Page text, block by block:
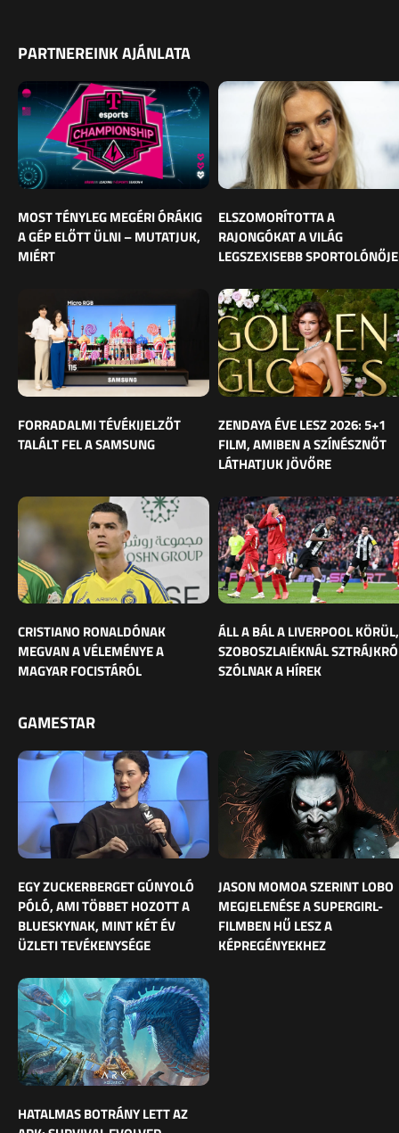
PARTNEREINK AJÁNLATA
MOST TÉNYLEG MEGÉRI ÓRÁKIG
A GÉP ELŐTT ÜLNI – MUTATJUK,
MIÉRT
ELSZOMORÍTOTTA A
RAJONGÓKAT A VILÁG
LEGSZEXISEBB SPORTOLÓNŐJE
FORRADALMI TÉVÉKIJELZŐT
TALÁLT FEL A SAMSUNG
ZENDAYA ÉVE LESZ 2026: 5+1
FILM, AMIBEN A SZÍNÉSZNŐT
LÁTHATJUK JÖVŐRE
CRISTIANO RONALDÓNAK
MEGVAN A VÉLEMÉNYE A
MAGYAR FOCISTÁRÓL
ÁLL A BÁL A LIVERPOOL KÖRÜL,
SZOBOSZLAIÉKNÁL
SZÓLNAK A HÍREK
GAMESTAR
EGY ZUCKERBERGET GÚNYOLÓ
PÓLÓ, AMI TÖBBET HOZOTT A
BLUESKYNAK, MINT KÉT ÉV
ÜZLETI TEVÉKENYSÉGE
JASON MOMOA SZERINT LOBO
MEGJELENÉSE A SUPERGIRL-
FILMBEN HŰ LESZ A
KÉPREGÉNYEKHEZ
HATALMAS BOTRÁNY LETT AZ